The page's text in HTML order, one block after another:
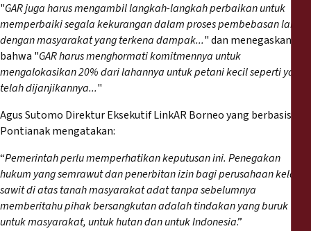
"GAR juga harus mengambil langkah-langkah perbaikan untuk
memperbaiki segala kekurangan dalam proses pembebasan lahan
dengan masyarakat yang terkena dampak..." dan menegaskan
bahwa "GAR harus menghormati komitmennya untuk
mengalokasikan 20% dari lahannya untuk petani kecil seperti yang
telah dijanjikannya..."
Agus Sutomo Direktur Eksekutif LinkAR Borneo yang berbasis di
Pontianak mengatakan:
“Pemerintah perlu memperhatikan keputusan ini. Penegakan
hukum yang semrawut dan penerbitan izin bagi perusahaan kelapa
sawit di atas tanah masyarakat adat tanpa sebelumnya
memberitahu pihak bersangkutan adalah tindakan yang buruk
untuk masyarakat, untuk hutan dan untuk Indonesia.”